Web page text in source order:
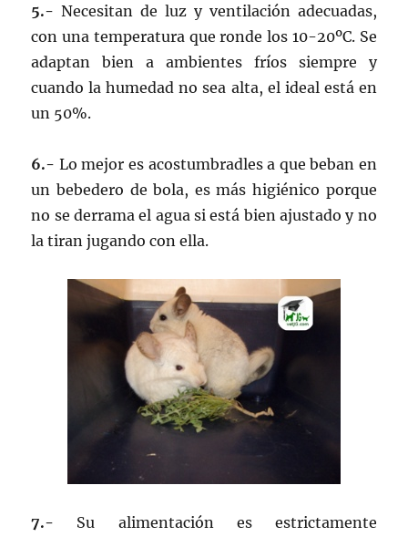
5.- Necesitan de luz y ventilación adecuadas,
con una temperatura que ronde los 10-20ºC. Se
adaptan bien a ambientes fríos siempre y
cuando la humedad no sea alta, el ideal está en
un 50%.
6.- Lo mejor es acostumbradles a que beban en
un bebedero de bola, es más higiénico porque
no se derrama el agua si está bien ajustado y no
la tiran jugando con ella.
7.- Su alimentación es estrictamente